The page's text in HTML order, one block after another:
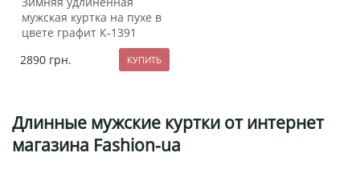
мужская куртка на пухе в
цвете графит К-1391
2890 грн.
Длинные мужские куртки от интернет
магазина Fashion-ua